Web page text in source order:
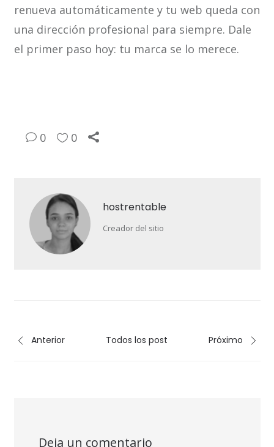
renueva automáticamente y tu web queda con
una dirección profesional para siempre. Dale
el primer paso hoy: tu marca se lo merece.
0 0
hostrentable
Creador del sitio
Anterior Todos los post Próximo
Deja un comentario